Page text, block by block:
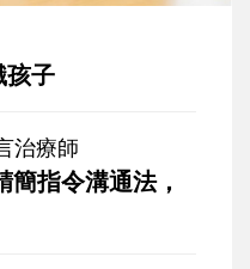
孩子
治療師
指令溝通法，